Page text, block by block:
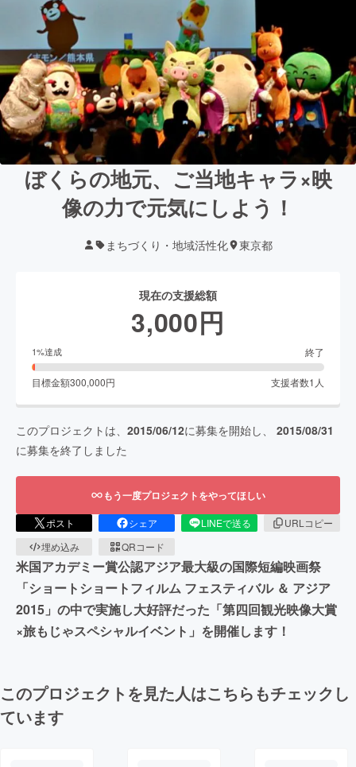
ぼくらの地元、ご当地キャラ×映
像の力で元気にしよう！
まちづくり・地域活性化 東京都
現在の支援総額
3,000円
1%達成 終了
目標金額300,000円 支援者数1 人
このプロジェクトは、 2015/06/12に募集を開始し、 2015/08/31
に募集を終了しました
もう一度プロジェクトをやってほしい
ポスト シェア LINEで送る
URLコピー
埋め込み
QRコード
米国アカデミー賞公認アジア最大級の国際短編映画祭
「ショートショートフィルム フェスティバル ＆ アジア
2015」の中で実施し大好評だった「第四回観光映像大賞
×旅もじゃスペシャルイベント」を開催します！
このプロジェクトを見た人はこちらもチェックし
ています